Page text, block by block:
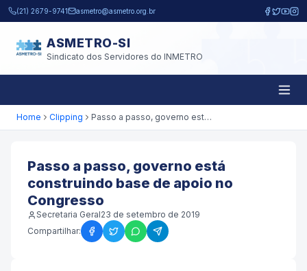
Pular para o conteúdo principal
(21) 2679-9741 asmetro@asmetro.org.br
ASMETRO-SI
Sindicato dos Servidores do INMETRO
Home Clipping Passo a passo, governo está construindo base de apoio no Congresso
Passo a passo, governo está
construindo base de apoio no
Congresso
Secretaria Geral23 de setembro de 2019
Compartilhar: